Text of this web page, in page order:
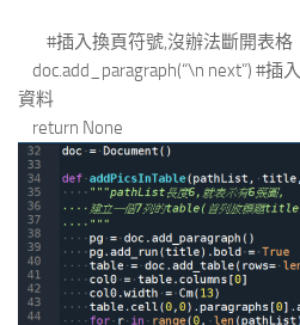
#插入換頁符號,沒辦法斷開表格
doc.add_paragraph(“\n next”) #插
資料
return None